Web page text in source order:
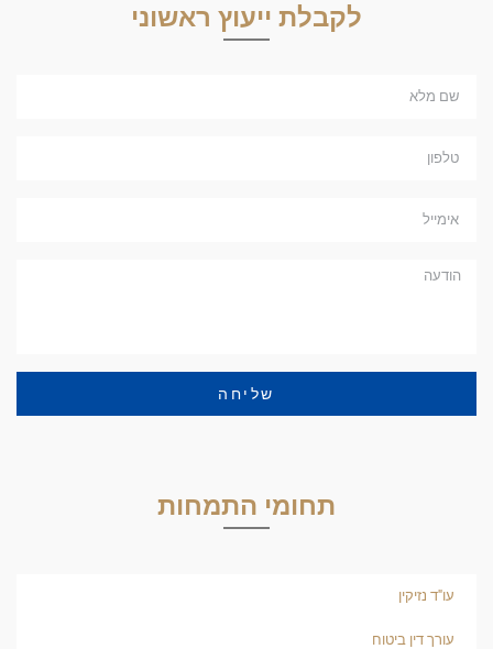
לקבלת ייעוץ ראשוני
שליחה
תחומי התמחות
עו"ד נזיקין
עורך דין ביטוח